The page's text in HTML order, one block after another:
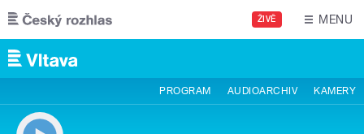
Přejít k hlavnímu obsahu
ŽIVĚ MENU
PROGRAM AUDIOARCHIV KAMERY